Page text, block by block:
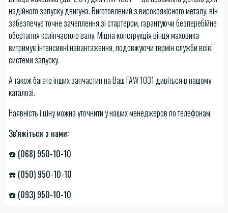
надійного запуску двигуна. Виготовлений з високоякісного металу, він
забезпечує точне зачеплення зі стартером, гарантуючи безперебійне
обертання колінчастого валу. Міцна конструкція вінця маховика
витримує інтенсивні навантаження, подовжуючи термін служби всієї
системи запуску.
А також багато інших запчастин на Ваш FAW 1031 дивіться в нашому
каталозі.
Наявність і ціну можна уточнити у наших менеджеров по телефонам.
Зв'яжіться з нами:
☎️ (068) 950-10-10
☎️ (050) 950-10-10
☎️ (093) 950-10-10